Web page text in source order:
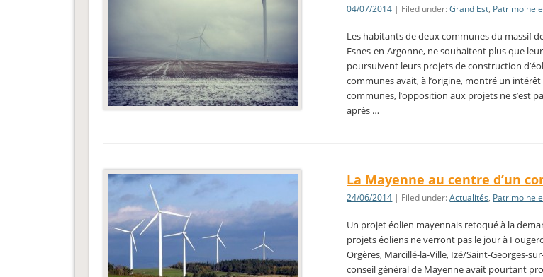
04/07/2014 | Filed under:Grand Est, Patrimoine
Les habitants de deux communes du massif
Esnes-en-Argonne, ne souhaitent plus que
poursuivent leurs projets de construction
communes avait, à l’origine, montré un
communes, l’opposition aux projets ne s’est
après …
La Mayenne au centre d’un
24/06/2014 | Filed under:Actualités, Patrimoine
Un projet éolien mayennais retoqué à la
projets éoliens ne verront pas le jour à
Orgères, Marcillé-la-Ville, Izé/Saint-Georges-
conseil général de Mayenne avait pourtant